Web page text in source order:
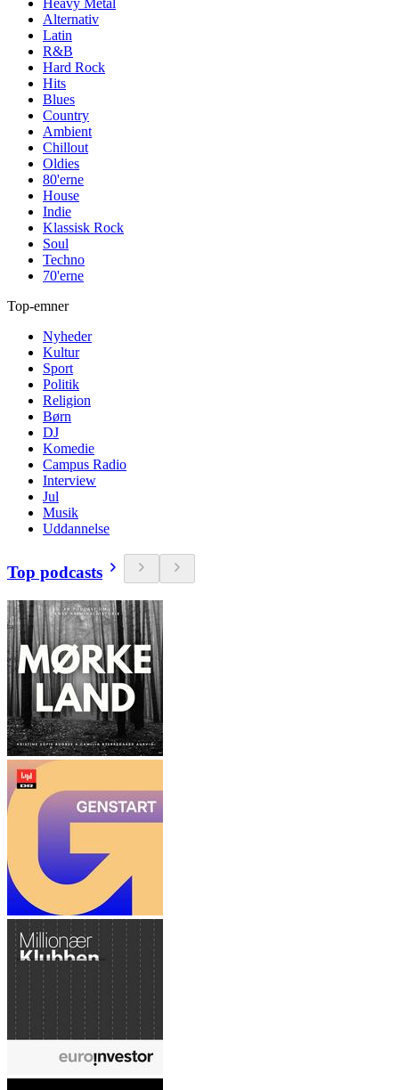
Heavy Metal
Alternativ
Latin
R&B
Hard Rock
Hits
Blues
Country
Ambient
Chillout
Oldies
80'erne
House
Indie
Klassisk Rock
Soul
Techno
70'erne
Top-emner
Nyheder
Kultur
Sport
Politik
Religion
Børn
DJ
Komedie
Campus Radio
Interview
Jul
Musik
Uddannelse
Top podcasts